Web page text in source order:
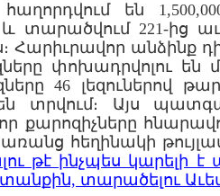
են
և տարածվում 221-ից
Հարիւրավոր անձինք
փոխադրվոլու են
46 լեզուներով
տրվում։ Այս
քարոզիչները
հեղինակի
թէ ինչպես կարելի
տարածելու